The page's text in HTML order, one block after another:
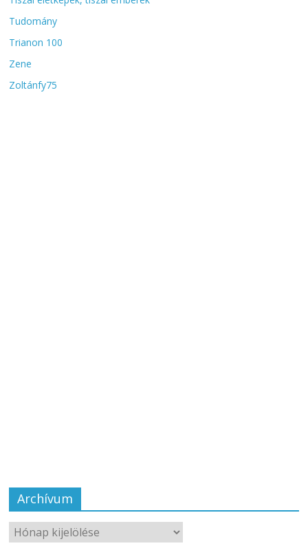
Tudomány
Trianon 100
Zene
Zoltánfy75
Archívum